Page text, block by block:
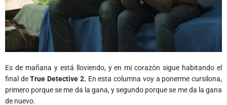
Es de mañana y está lloviendo, y en mi corazón sigue habitando el
final deTrue Detective 2. En esta columna voy a ponerme cursilona,
primero porque se me da la gana, y segundo porque se me da la gana
de nuevo.